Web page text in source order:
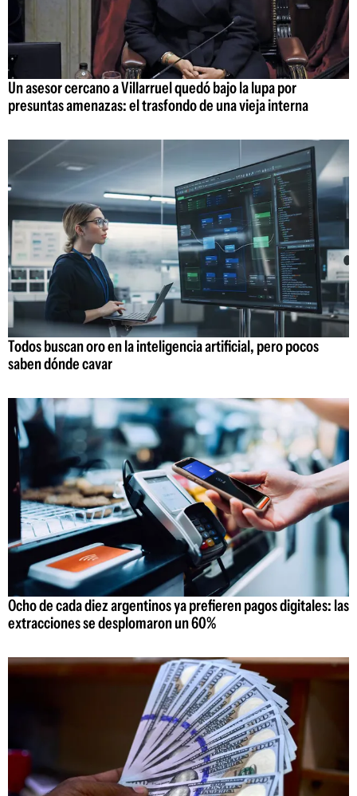
Un asesor cercano a Villarruel quedó bajo la lupa por
presuntas amenazas: el trasfondo de una vieja interna
Todos buscan oro en la inteligencia artificial, pero pocos
saben dónde cavar
Ocho de cada diez argentinos ya prefieren pagos digitales: las
extracciones se desplomaron un 60%